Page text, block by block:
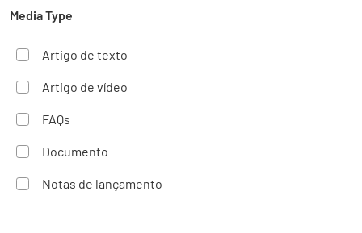
Media Type
Artigo de texto
Artigo de vídeo
FAQs
Documento
Notas de lançamento